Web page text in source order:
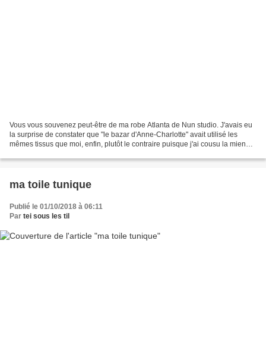
Vous vous souvenez peut-être de ma robe Atlanta de Nun studio. J'avais eu
la surprise de constater que "le bazar d'Anne-Charlotte" avait utilisé les
mêmes tissus que moi, enfin, plutôt le contraire puisque j'ai cousu la mienne
ma toile tunique
Publié le 01/10/2018 à 06:11
Par tei sous les til